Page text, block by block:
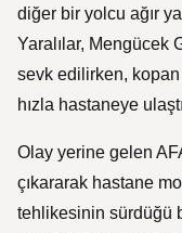
diğer bir yolcu ağır
Yaralılar, Mengücek
sevk edilirken, kopan
hızla hastaneye
Olay yerine gelen
çıkararak hastane
tehlikesinin sürdüğü